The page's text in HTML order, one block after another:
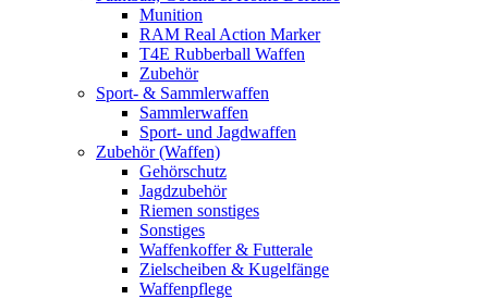
Munition
RAM Real Action Marker
T4E Rubberball Waffen
Zubehör
Sport- & Sammlerwaffen
Sammlerwaffen
Sport- und Jagdwaffen
Zubehör (Waffen)
Gehörschutz
Jagdzubehör
Riemen sonstiges
Sonstiges
Waffenkoffer & Futterale
Zielscheiben & Kugelfänge
Waffenpflege